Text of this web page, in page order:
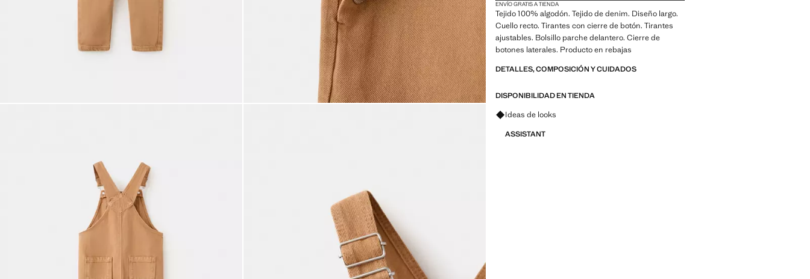
ENVÍO GRATIS A TIENDA
Tejido 100% algodón. Tejido de denim. Diseño largo.
Cuello recto. Tirantes con cierre de botón. Tirantes
ajustables. Bolsillo parche delantero. Cierre de
botones laterales. Producto en rebajas
DETALLES, COMPOSICIÓN Y CUIDADOS
DISPONIBILIDAD EN TIENDA
Pregunta por looks, prendas y tendencias
Ideas de looks
ASSISTANT